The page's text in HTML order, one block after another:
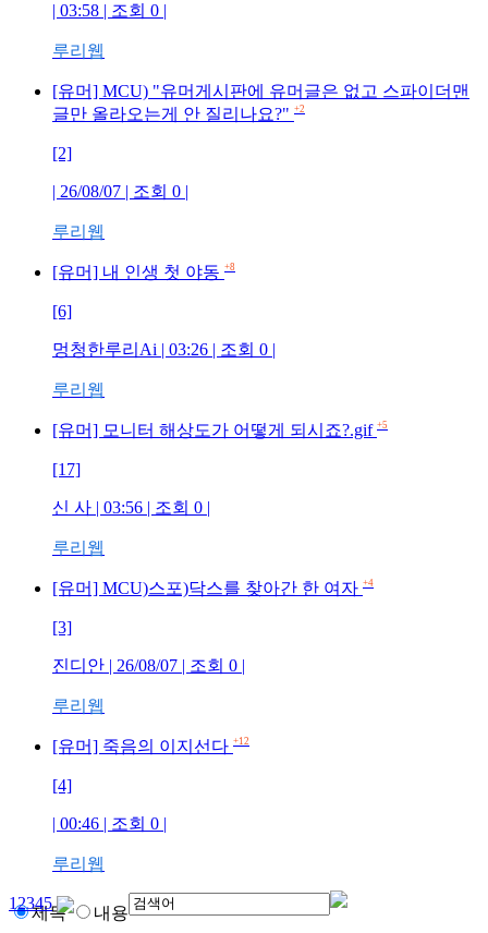
| 03:58 | 조회 0 |
루리웹
[유머] MCU) "유머게시판에 유머글은 없고 스파이더맨
글만 올라오는게 안 질리나요?" +2
[2]
| 26/08/07 | 조회 0 |
루리웹
[유머] 내 인생 첫 야동 +8
[6]
멍청한루리Ai | 03:26 | 조회 0 |
루리웹
[유머] 모니터 해상도가 어떻게 되시죠?.gif +5
[17]
신 사 | 03:56 | 조회 0 |
루리웹
[유머] MCU)스포)닥스를 찾아간 한 여자 +4
[3]
진디안 | 26/08/07 | 조회 0 |
루리웹
[유머] 죽음의 이지선다 +12
[4]
| 00:46 | 조회 0 |
루리웹
12345
제목 내용